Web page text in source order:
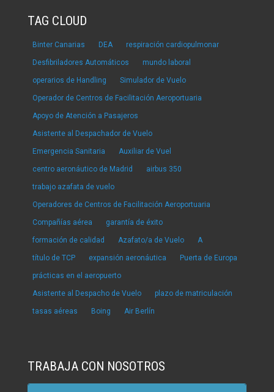
TAG CLOUD
Binter Canarias DEA respiración cardiopulmonar
Desfibriladores Automáticos mundo laboral
operarios de Handling Simulador de Vuelo
Operador de Centros de Facilitación Aeroportuaria
Apoyo de Atención a Pasajeros
Asistente al Despachador de Vuelo
Emergencia Sanitaria Auxiliar de Vuel
centro aeronáutico de Madrid airbus 350
trabajo azafata de vuelo
Operadores de Centros de Facilitación Aeroportuaria
Compañías aérea garantía de éxito
formación de calidad Azafato/a de Vuelo A
título de TCP expansión aeronáutica Puerta de Europa
prácticas en el aeropuerto
Asistente al Despacho de Vuelo plazo de matriculación
tasas aéreas Boing Air Berlín
TRABAJA CON NOSOTROS